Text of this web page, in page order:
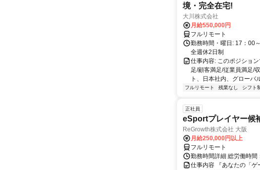
境・完全在宅!
大川株式会社
月給550,000円
フルリモート
勤務時間・曜日: 17：00
全週休2日制
仕事内容: このポジショ
足/顧客満足/従業員満足/
ト、日本社内、グローバ
フルリモート 残業なし シフト
正社員
eSportプレイヤー候
ReGrowth株式会社 大阪
月給250,000円以上
フルリモート
勤務時間詳細 総労働時
仕事内容 『あなたの「